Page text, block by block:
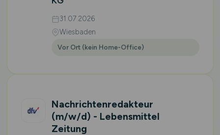
31.07.2026
Wiesbaden
Vor Ort (kein Home-Office)
Nachrichtenredakteur
(m/w/d) - Lebensmittel
Zeitung